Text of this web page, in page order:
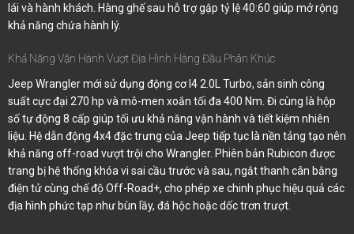
lái và hành khách. Hàng ghế sau hỗ trợ gập tỷ lệ 40:60 giúp mở rộng
khả năng chứa hành lý.
Khả Năng Vận Hành Vượt Địa Hình Hàng Đầu Phân Khúc
Jeep Wrangler mới sử dụng động cơ I4 2.0L Turbo, sản sinh công
suất cực đại 270 hp và mô-men xoắn tối đa 400 Nm. Đi cùng là hộp
số tự động 8 cấp giúp tối ưu khả năng vận hành và tiết kiệm nhiên
liệu. Hệ dẫn động 4x4 đặc trưng của Jeep tiếp tục là nền tảng tạo nên
khả năng off-road vượt trội cho Wrangler. Phiên bản Rubicon được
trang bị hệ thống khóa vi sai cầu trước và sau, ngắt thanh cân bằng
điện tử cùng chế độ Off-Road+, cho phép xe chinh phục hiệu quả các
địa hình phức tạp như bùn lầy, đá hộc hoặc dốc trơn trượt.